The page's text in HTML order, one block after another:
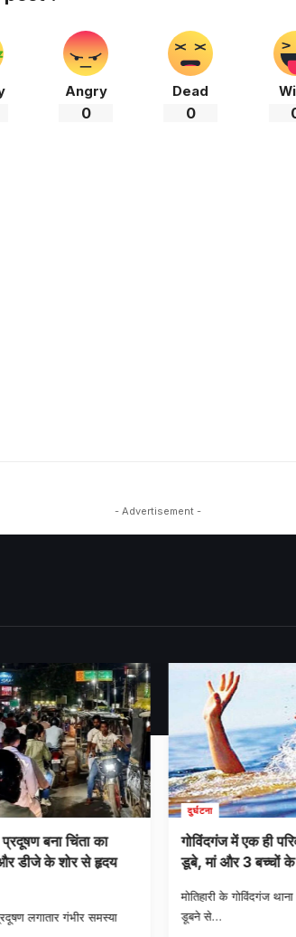
Angry
0
Dead
0
- Advertisement -
बना चिंता का
डीजे के शोर से हृदय
लगातार गंभीर समस्या
दुर्घटना
गोविंदगंज में एक ही
डूबे, मां और 3 बच्चों
मोतिहारी के गोविंदगंज
डूबने से…